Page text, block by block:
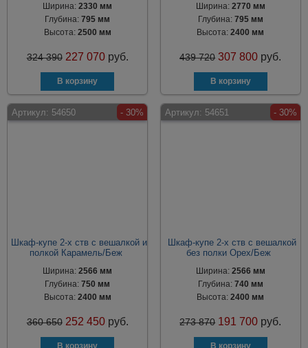
Ширина:2330 мм
Глубина:795 мм
Высота: 2500 мм
324 390 227 070 руб.
Ширина: 2770 мм
Глубина: 795 мм
Высота:2400 мм
439 720 307 800 руб.
Артикул: 54650 - 30%
Шкаф-купе 2-х ств с вешалкой и
полкой Карамель/Беж
Ширина:2566 мм
Глубина:750 мм
Высота: 2400 мм
360 650 252 450 руб.
Артикул: 54651 - 30%
Шкаф-купе 2-х ств с вешалкой
без полки Орех/Беж
Ширина: 2566 мм
Глубина: 740 мм
Высота:2400 мм
273 870 191 700 руб.